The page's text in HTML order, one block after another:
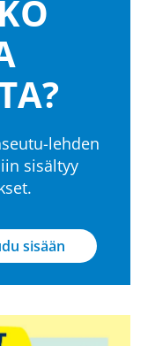
lehden
sisältyy
sisään